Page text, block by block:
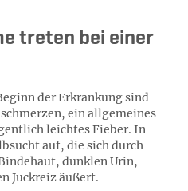
treten bei einer
der Erkrankung sind
ein allgemeines
leichtes Fieber. In
auf, die sich durch
dunklen Urin,
Juckreiz äußert.